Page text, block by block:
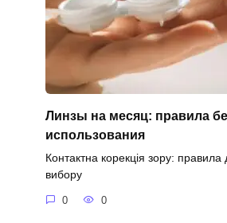
Линзы на месяц: правила
использования
Контактна корекція зору: правила
вибору
0 0